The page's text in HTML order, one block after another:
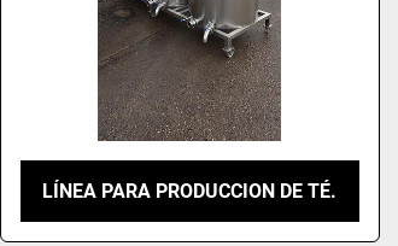
LÍNEA PARA PRODUCCION DE TÉ.